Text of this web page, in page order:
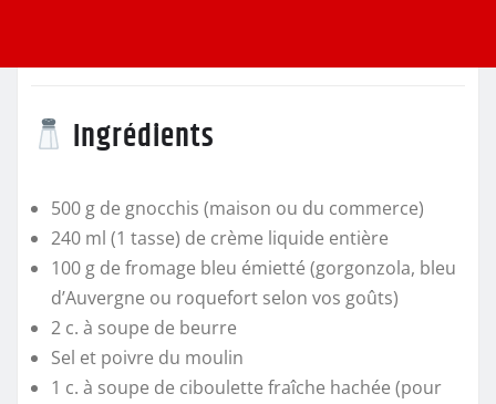
Ingrédients
500 g de gnocchis (maison ou du commerce)
240 ml (1 tasse) de crème liquide entière
100 g de fromage bleu émietté (gorgonzola, bleu
d’Auvergne ou roquefort selon vos goûts)
2 c. à soupe de beurre
Sel et poivre du moulin
1 c. à soupe de ciboulette fraîche hachée (pour